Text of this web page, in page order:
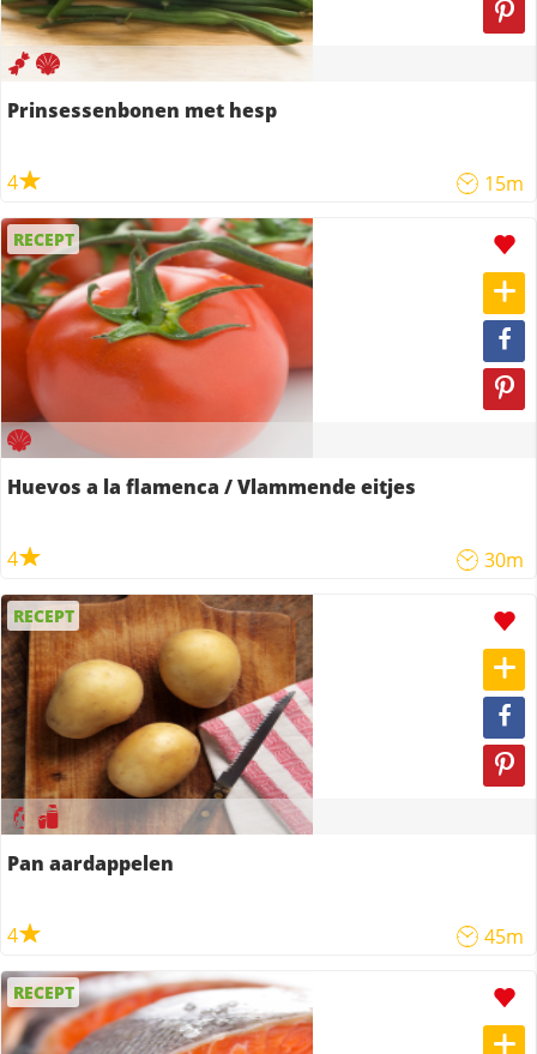
Prinsessenbonen met hesp
4 15m
RECEPT
Huevos a la flamenca / Vlammende eitjes
4 30m
RECEPT
Pan aardappelen
4 45m
RECEPT